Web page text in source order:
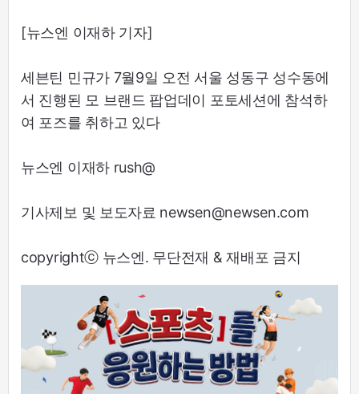
[뉴스엔 이재하 기자]
세븐틴 민규가 7월9일 오전 서울 성동구 성수동에
서 진행된 모 브랜드 팝업데이 포토세션에 참석하
여 포즈를 취하고 있다
뉴스엔 이재하 rush@
기사제보 및 보도자료 newsen@newsen.com
copyrightⓒ 뉴스엔. 무단전재 & 재배포 금지